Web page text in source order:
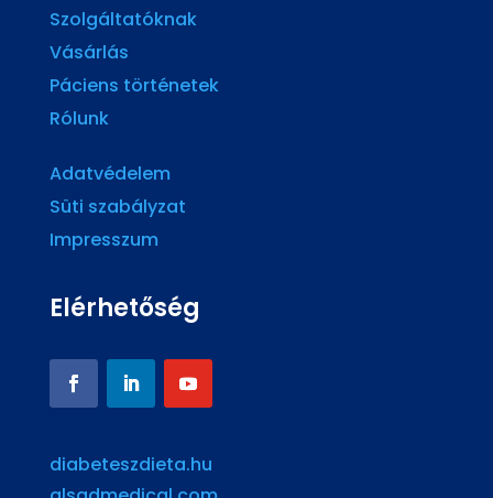
Szolgáltatóknak
Vásárlás
Páciens történetek
Rólunk
Adatvédelem
Süti szabályzat
Impresszum
Elérhetőség
diabeteszdieta.hu